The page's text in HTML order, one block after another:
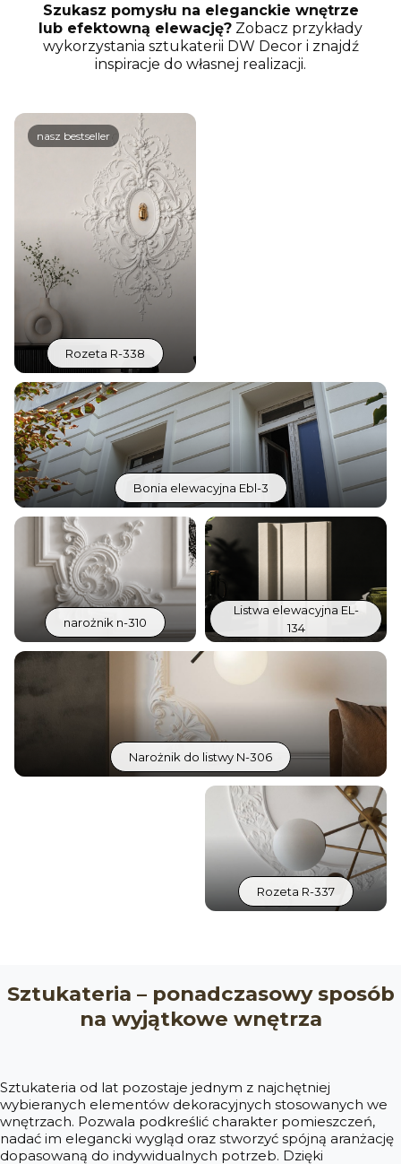
Znajdź swój wymarzony
produkt
Sprawdź co dla Ciebie
przygotowaliśmy! Nasza
oferta produktów
najbardziej wymagającym Klientom.
Szukasz pomysłu na eleganckie wnętrze
lub efektowną elewację? Zobacz przykłady
wykorzystania sztukaterii DW Decor i znajdź
inspiracje do własnej realizacji.
nasz bestseller
Rozeta R-338
Narożnik do listwy N-306
Listwa elewacyjna EL-
134
Rozeta R-337
Bonia elewacyjna Ebl-3
narożnik n-310
Sztukateria – ponadczasowy sposób
na wyjątkowe wnętrza
Sztukateria od lat pozostaje jednym z najchętniej
wybieranych elementów dekoracyjnych stosowanych we
wnętrzach. Pozwala podkreślić charakter pomieszczeń,
nadać im elegancki wygląd oraz stworzyć spójną aranżację
dopasowaną do indywidualnych potrzeb. Dzięki